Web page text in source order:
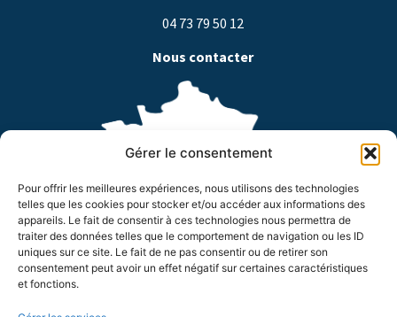
Gérer le consentement
Pour offrir les meilleures expériences, nous utilisons des technologies
telles que les cookies pour stocker et/ou accéder aux informations des
appareils. Le fait de consentir à ces technologies nous permettra de
traiter des données telles que le comportement de navigation ou les ID
uniques sur ce site. Le fait de ne pas consentir ou de retirer son
consentement peut avoir un effet négatif sur certaines caractéristiques
et fonctions.
04 73 79 50 12
Nous contacter
Horaires d’ouverture
Du lundi au jeudi de 8h à 18h